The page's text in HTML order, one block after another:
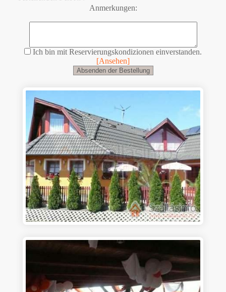
Anmerkungen:
Ich bin mit Reservierungskondizionen einverstanden.
[Ansehen]